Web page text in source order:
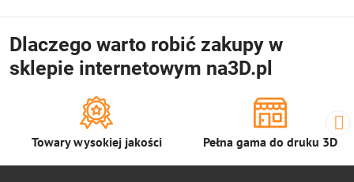
Dlaczego warto robić zakupy w
sklepie internetowym na3D.pl
Towary wysokiej jakości Pełna gama do druku 3D